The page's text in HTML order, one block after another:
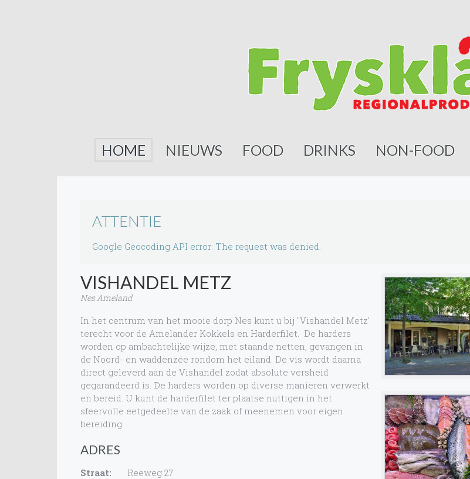
HOME NIEUWS FOOD DRINKS NON-FOOD
ATTENTIE
Google Geocoding API error: The request was denied.
VISHANDEL METZ
Nes Ameland
In het centrum van het mooie dorp Nes kunt u bij "Vishandel Metz'
terecht voor de Amelander Kokkels en Harderfilet. De harders
worden op ambachtelijke wijze, met staande netten, gevangen in
de Noord- en waddenzee rondom het eiland. De vis wordt daarna
direct geleverd aan de Vishandel zodat absolute versheid
gegarandeerd is. De harders worden op diverse manieren verwerkt
en bereid. U kunt de harderfilet ter plaatse nuttigen in het
sfeervolle eetgedeelte van de zaak of meenemen voor eigen
bereiding.
ADRES
Straat:
Reeweg 27